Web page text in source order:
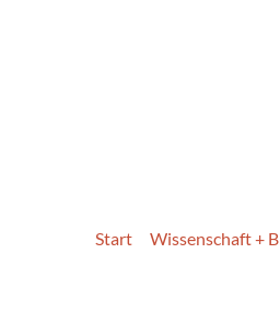
Start Wissenschaft +